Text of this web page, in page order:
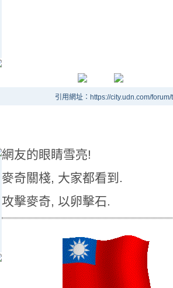
引用網址：https://city.udn.com/
網友的眼睛雪亮!
麥奇關棧, 大家都看到.
攻擊麥奇, 以卵擊石.